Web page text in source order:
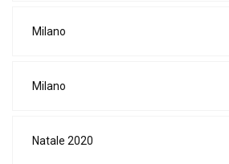
Milano
Milano
Natale 2020